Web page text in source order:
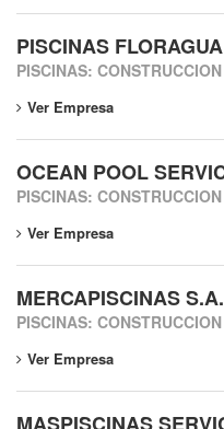
PISCINAS
PISCINAS:
Ver Empresa
OCEAN POOL
PISCINAS:
Ver Empresa
MERCAPISCINAS
PISCINAS:
Ver Empresa